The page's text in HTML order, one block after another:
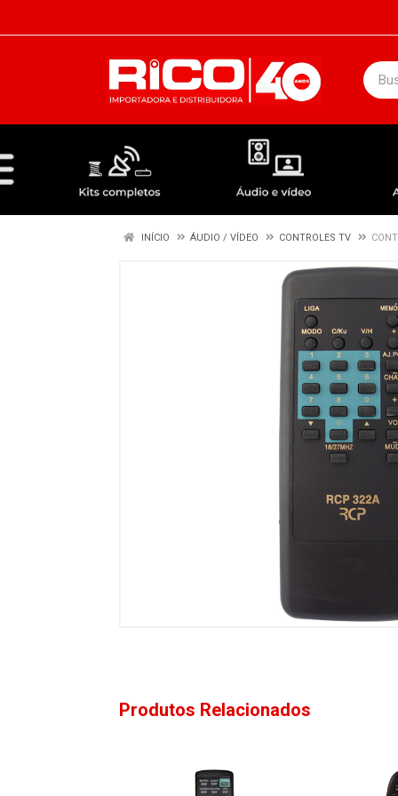
INÍCIO ÁUDIO / VÍDEO CONTROLES TV
Produtos Relacionados